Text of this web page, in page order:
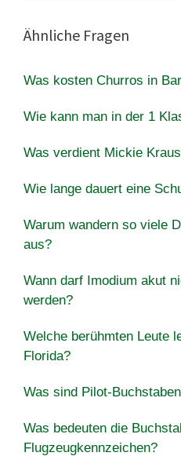
Ähnliche Fragen
Was kosten Churros in
Wie kann man in der 1
Was verdient Mickie
Wie lange dauert eine
Warum wandern so viele
aus?
Wann darf Imodium akut
werden?
Welche berühmten Leute
Florida?
Was sind Pilot-
Was bedeuten die
Flugzeugkennzeichen?